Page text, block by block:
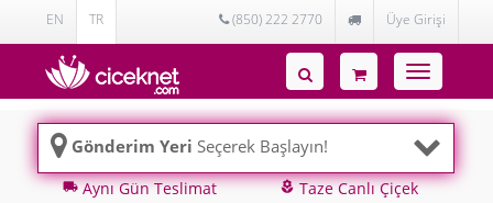
EN TR (850) 222 2770 Üye Girişi
Toggle
navigation
Gönderim Yeri Seçerek Başlayın!
local_shippingAynı Gün Teslimat local_floristTaze Canlı Çiçek